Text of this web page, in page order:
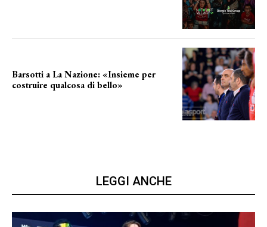
Barsotti a La Nazione: «Insieme per
costruire qualcosa di bello»
LEGGI ANCHE